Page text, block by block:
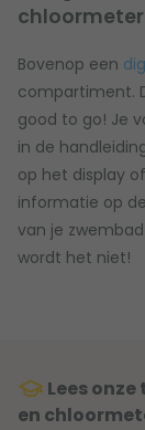
Bovenop een
compartiment.
good to go! Je
in de
op het display
informatie op
van je
wordt het niet!
Lees
en